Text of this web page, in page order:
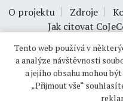
O projektu Zdroje
Jak citovat
© 1999-
Tento web používá v
a analýze návštěvnosti
a jejího obsahu mohou
„Přijmout vše“